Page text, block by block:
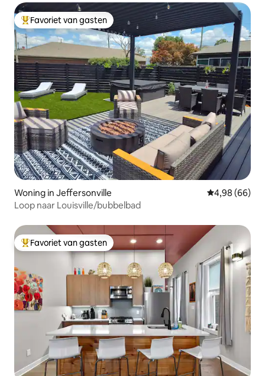
Topfavoriet van gasten
Favoriet van gasten
Woning in Jeffersonville Gemiddelde
4,98 (66)
Loop naar Louisville/bubbelbad
Topfavoriet van gasten
Favoriet van gasten